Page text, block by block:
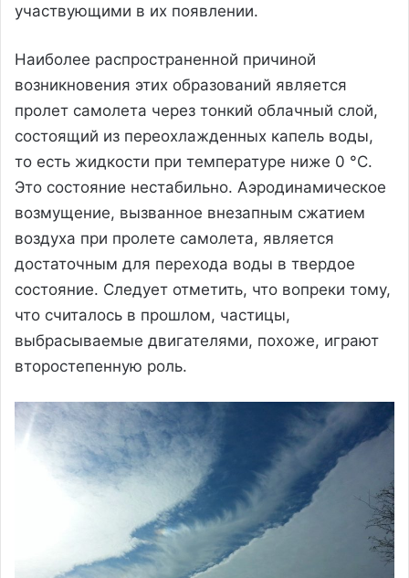
участвующими в их появлении.
Наиболее распространенной причиной
возникновения этих образований является
пролет самолета через тонкий облачный слой,
состоящий из переохлажденных капель воды,
то есть жидкости при температуре ниже 0 °C.
Это состояние нестабильно. Аэродинамическое
возмущение, вызванное внезапным сжатием
воздуха при пролете самолета, является
достаточным для перехода воды в твердое
состояние. Следует отметить, что вопреки тому,
что считалось в прошлом, частицы,
выбрасываемые двигателями, похоже, играют
второстепенную роль.